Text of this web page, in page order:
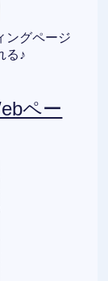
ングページ
る♪
ペー